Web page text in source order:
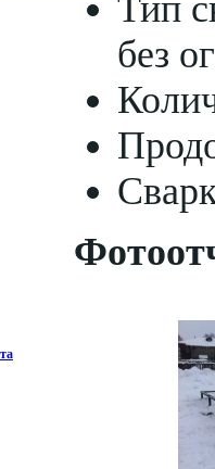
без